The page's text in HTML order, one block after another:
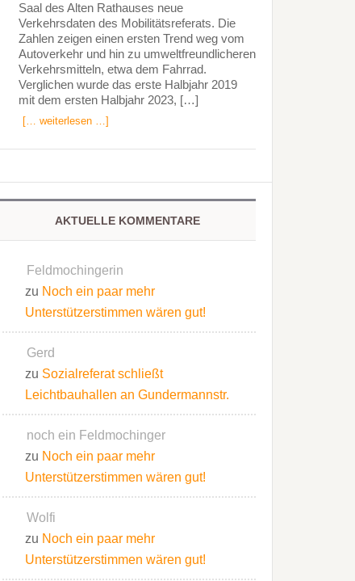
Saal des Alten Rathauses neue
Verkehrsdaten des Mobilitätsreferats. Die
Zahlen zeigen einen ersten Trend weg vom
Autoverkehr und hin zu umweltfreundlicheren
Verkehrsmitteln, etwa dem Fahrrad.
Verglichen wurde das erste Halbjahr 2019
mit dem ersten Halbjahr 2023, […]
[… weiterlesen …]
AKTUELLE KOMMENTARE
Feldmochingerin
zu Noch ein paar mehr
Unterstützerstimmen wären gut!
Gerd
zu Sozialreferat schließt
Leichtbauhallen an Gundermannstr.
noch ein Feldmochinger
zu Noch ein paar mehr
Unterstützerstimmen wären gut!
Wolfi
zu Noch ein paar mehr
Unterstützerstimmen wären gut!